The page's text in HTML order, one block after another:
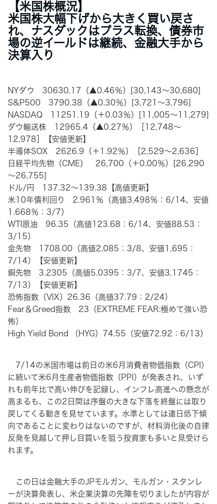
【米国株概況】
米国株大幅下げから大きく買い戻さ
れ、ナスダックはプラス転換、債券市
場の逆イールドは継続、金融大手から
決算入り
NYダウ 30630.17（▲0.46％）[30,143～30,680]
S&P500 3790.38（▲0.30％）[3,721～3,796]
NASDAQ 11251.19（＋0.03％）[11,005～11,279]
ダウ輸送株 12965.4（▲0.27％）［12,748～
12,978］【安値更新】
半導体SOX 2626.9（＋1.92％）［2,529～2,636］
日経平均先物（CME） 26,700（＋0.00％）[26,290
～26,755]
ドル/円 137.32～139.38【高値更新】
米10年債利回り 2.961％（高値3.498％：6/14、安値
1.668％：3/7）
WTI原油 96.35（高値123.68：6/14、安値88.53：
3/15）
金先物 1708.00（高値2,085：3/8、安値1,695：
7/14）【安値更新】
銅先物 3.2305（高値5.0395：3/7、安値3.1745：
7/13）【安値更新】
恐怖指数（VIX）26.36（高値37.79：2/24）
Fear＆Greed指数 23（EXTREME FEAR:極めて強い恐
怖）
High Yield Bond （HYG）74.55（安値72.92：6/13）
7/14の米国市場は前日の米6月消費者物価指数（CPI）
に続いて米6月生産者物価指数（PPI）が発表され、いず
れも前年比で高い伸びを記録し、インフレ高進への懸念が
高まるも、この2日間は序盤の大きな下落を終盤には取り
戻してくる動きを見せています。水準としては連日低下傾
向であることに変わりはないのですが、材料消化後の自律
反発を見越して押し目買いを狙う投資家も多いと見受けら
れます。
この日は金融大手のJPモルガン、モルガン・スタンレ
ーが決算発表し、米企業決算の先陣を切りましたが内容が